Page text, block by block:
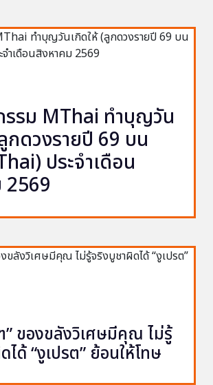
รม MThai ทำบุญวัน
กดวงรายปี 69 บน
ประจำเดือน
2569
” ของขลังวิเศษมีคุณ ไม่รู้
ได้ “งูเปรต” ย้อนให้โทษ